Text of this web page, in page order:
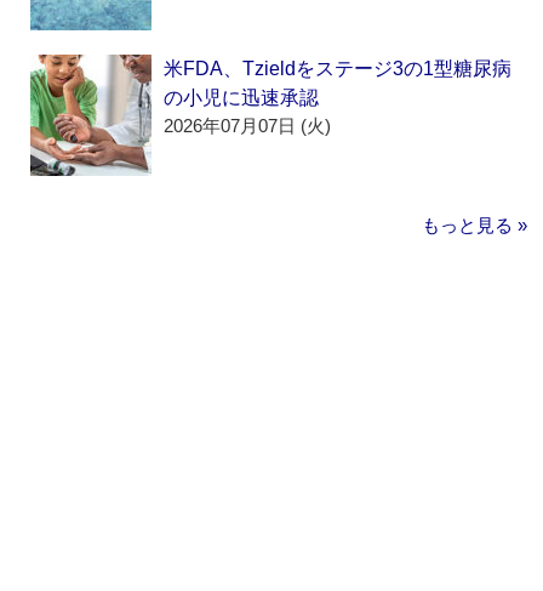
米FDA、Tzieldをステージ3の1型糖尿病
の小児に迅速承認
2026年07月07日 (火)
もっと見る »